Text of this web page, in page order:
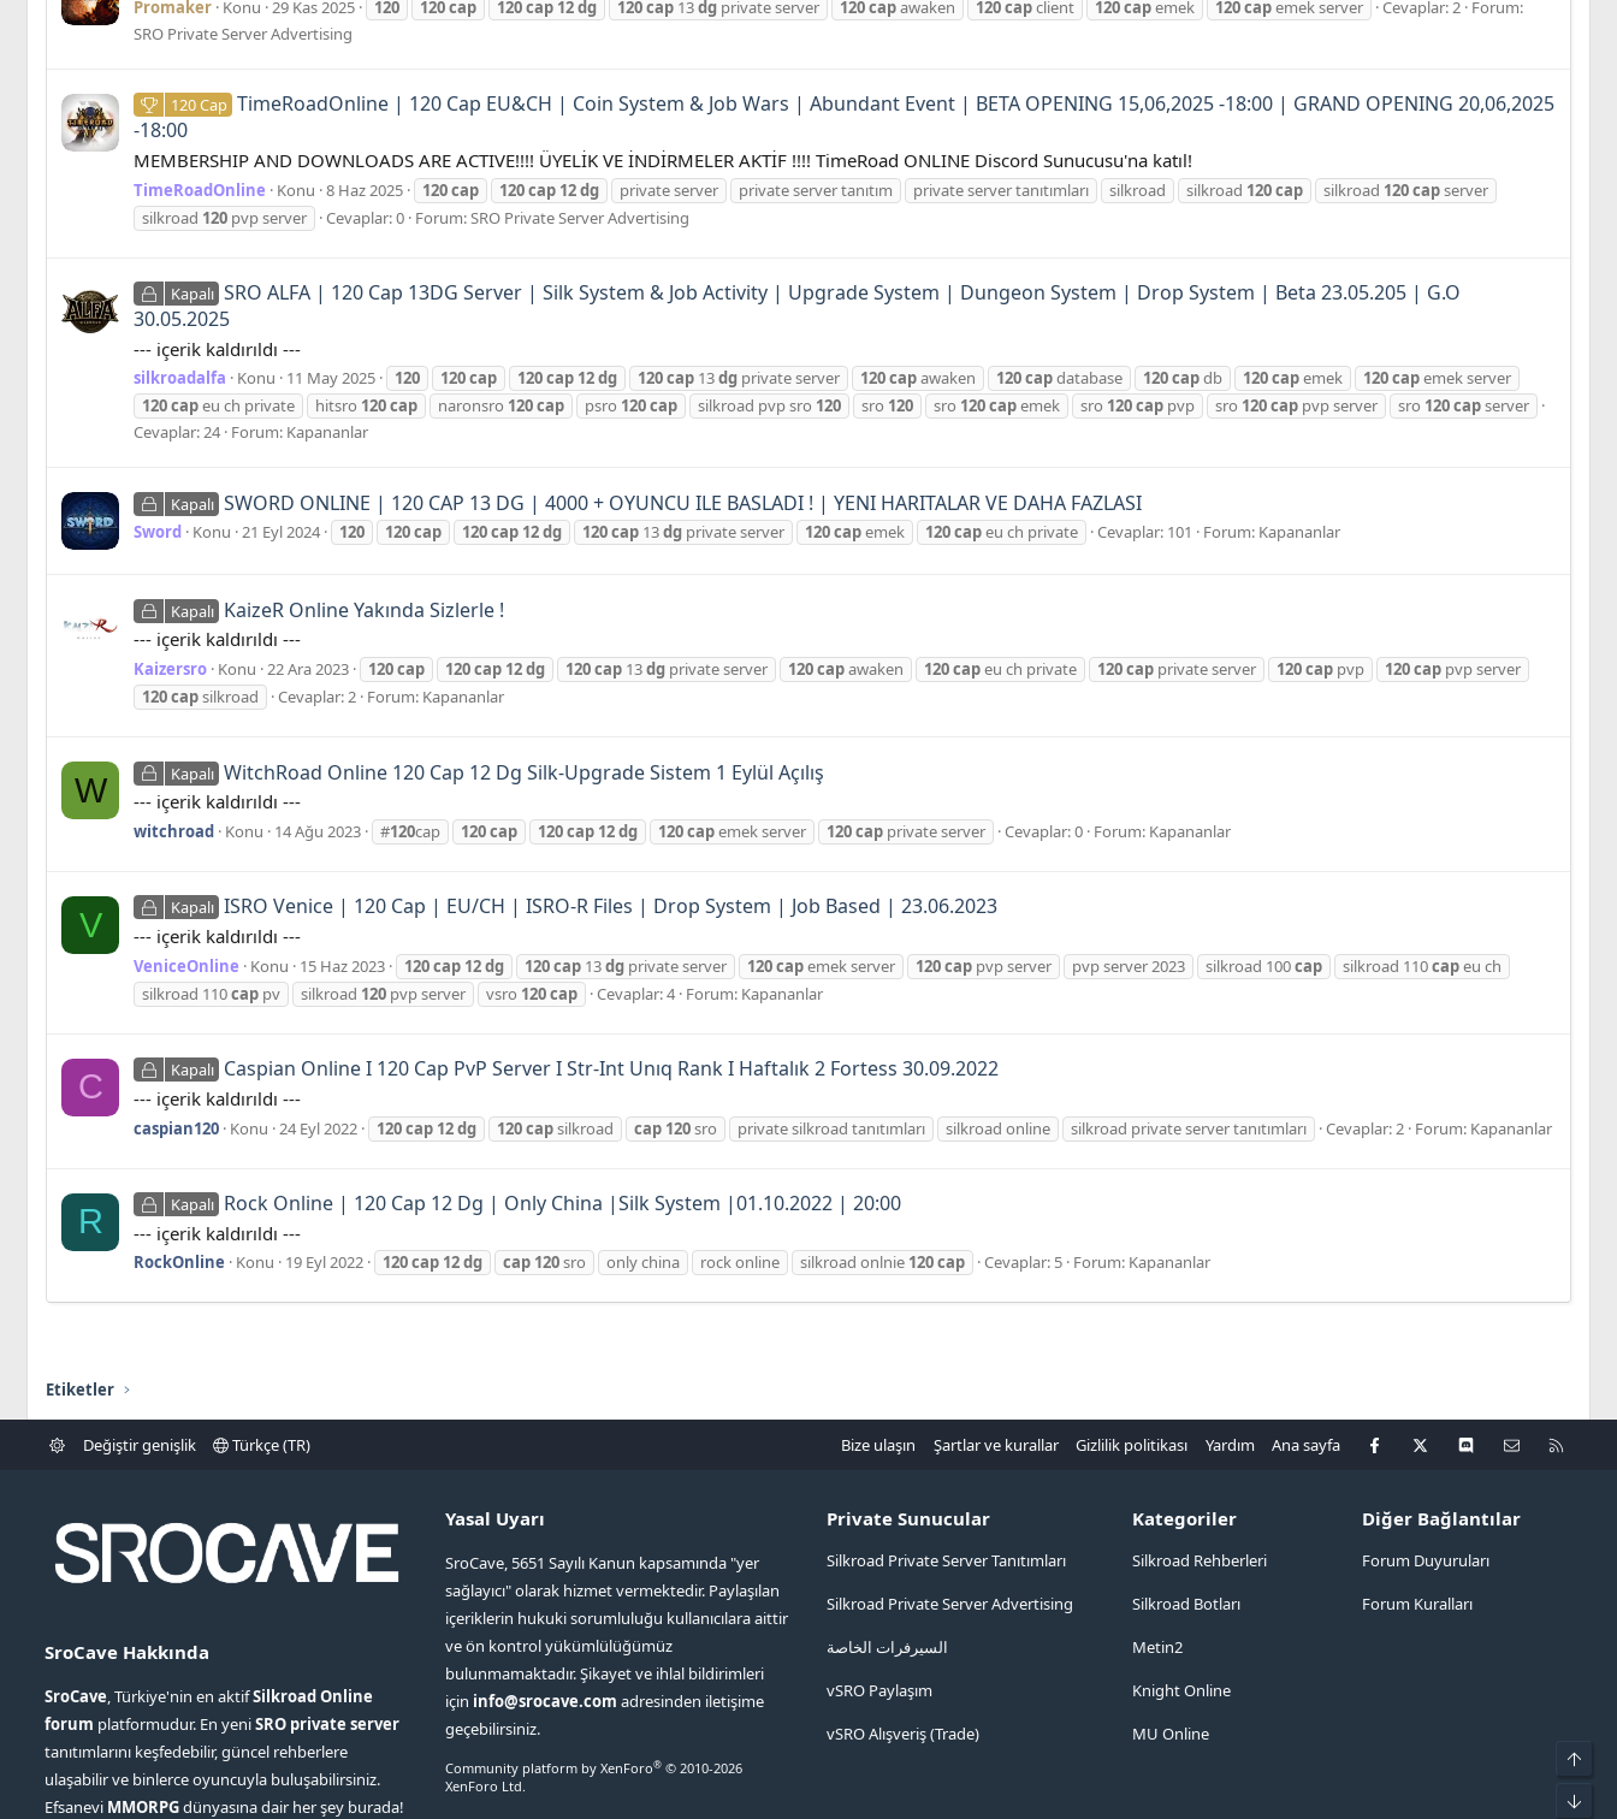
Promaker Konu 29 Kas 2025 120 120cap 120cap 12dg 120cap 13dg private server 120capawaken 120capclient 120capemek 120capemek server Cevaplar: 2 Forum:
SRO Private Server Advertising
120 Cap TimeRoadOnline | 120 Cap EU&CH | Coin System & Job Wars | Abundant Event | BETA OPENING 15,06,2025 -18:00 | GRAND OPENING 20,06,2025
-18:00
MEMBERSHIP AND DOWNLOADS ARE ACTIVE!!!! ÜYELİK VE İNDİRMELER AKTİF !!!! TimeRoad ONLINE Discord Sunucusu'na katıl!
TimeRoadOnline Konu 8 Haz 2025 120cap 120cap 12dg private server private server tanıtım private server tanıtımları silkroad silkroad 120cap silkroad 120capserver
silkroad 120 pvp server Cevaplar: 0 Forum: SRO Private Server Advertising
Kapalı SRO ALFA | 120 Cap 13DG Server | Silk System & Job Activity | Upgrade System | Dungeon System | Drop System | Beta 23.05.205 | G.O
30.05.2025
--- içerik kaldırıldı ---
silkroadalfa Konu 11 May 2025 120 120cap 120cap 12dg 120cap 13dg private server 120capawaken 120capdatabase 120capdb 120capemek 120capemek server
120capeu ch private hitsro 120cap naronsro 120cap psro 120cap silkroad pvp sro 120 sro 120 sro 120capemek sro 120cap pvp sro 120cap pvp server sro 120capserver
Cevaplar: 24 Forum: Kapananlar
Kapalı SWORD ONLINE | 120 CAP 13 DG | 4000 + OYUNCU ILE BASLADI ! | YENI HARITALAR VE DAHA FAZLASI
Sword Konu 21 Eyl 2024 120 120cap 120cap 12dg 120cap 13dg private server 120capemek 120capeu ch private Cevaplar: 101 Forum: Kapananlar
Kapalı KaizeR Online Yakında Sizlerle !
--- içerik kaldırıldı ---
Kaizersro Konu 22 Ara 2023 120cap 120cap 12dg 120cap 13dg private server 120capawaken 120capeu ch private 120cap private server 120cap pvp 120cap pvp server
120capsilkroad Cevaplar: 2 Forum: Kapananlar
W Kapalı WitchRoad Online 120 Cap 12 Dg Silk-Upgrade Sistem 1 Eylül Açılış
--- içerik kaldırıldı ---
witchroad Konu 14 Ağu 2023 #120cap 120cap 120cap 12dg 120capemek server 120cap private server Cevaplar: 0 Forum: Kapananlar
V Kapalı ISRO Venice | 120 Cap | EU/CH | ISRO-R Files | Drop System | Job Based | 23.06.2023
--- içerik kaldırıldı ---
VeniceOnline Konu 15 Haz 2023 120cap 12dg 120cap 13dg private server 120capemek server 120cap pvp server pvp server 2023 silkroad 100cap silkroad 110capeu ch
silkroad 110cap pv silkroad 120 pvp server vsro 120cap Cevaplar: 4 Forum: Kapananlar
C Kapalı Caspian Online I 120 Cap PvP Server I Str-Int Unıq Rank I Haftalık 2 Fortess 30.09.2022
--- içerik kaldırıldı ---
caspian120 Konu 24 Eyl 2022 120cap 12dg 120capsilkroad cap 120sro private silkroad tanıtımları silkroad online silkroad private server tanıtımları Cevaplar: 2 Forum: Kapananlar
R Kapalı Rock Online | 120 Cap 12 Dg | Only China |Silk System |01.10.2022 | 20:00
--- içerik kaldırıldı ---
RockOnline Konu 19 Eyl 2022 120cap 12dg cap 120sro only china rock online silkroad onlnie 120cap Cevaplar: 5 Forum: Kapananlar
Etiketler
Değiştir genişlik Türkçe (TR) Bize ulaşın Şartlar ve kurallar Gizlilik politikası Yardım Ana sayfa Facebook
X Discord Bize ulaşın
SroCave Hakkında
SroCave, Türkiye'nin en aktifSilkroad Online
forum platformudur. En yeniSRO private server
tanıtımlarını keşfedebilir, güncel rehberlere
ulaşabilir ve binlerce oyuncuyla buluşabilirsiniz.
Efsanevi MMORPGdünyasına dair her şey burada!
Yasal Uyarı
SroCave, 5651 Sayılı Kanun kapsamında "yer
sağlayıcı" olarak hizmet vermektedir. Paylaşılan
içeriklerin hukuki sorumluluğu kullanıcılara aittir
ve ön kontrol yükümlülüğümüz
bulunmamaktadır. Şikayet ve ihlal bildirimleri
için info@srocave.com adresinden iletişime
geçebilirsiniz.
Community platform by XenForo® © 2010-2026
XenForo Ltd.
Private Sunucular
Silkroad Private Server Tanıtımları
Silkroad Private Server Advertising
السيرفرات الخاصة
vSRO Paylaşım
vSRO Alışveriş (Trade)
Kategoriler
Silkroad Rehberleri
Silkroad Botları
Metin2
Knight Online
MU Online
Diğer Bağlantılar
Forum Duyuruları
Forum Kuralları